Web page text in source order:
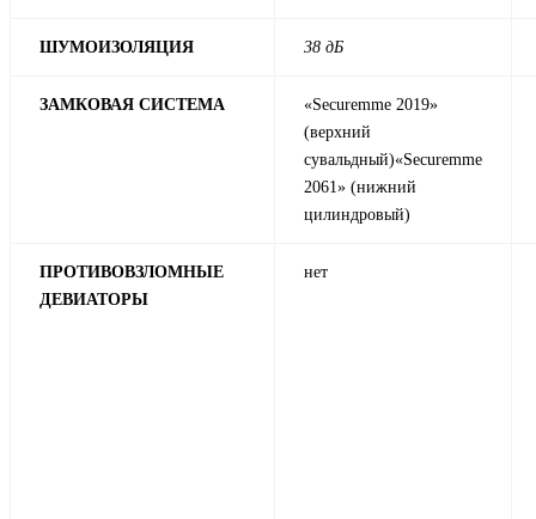
ШУМОИЗОЛЯЦИЯ 38 дБ
ЗАМКОВАЯ СИСТЕМА
«Securemme 2019»
(верхний
сувальдный)«Securemme
2061» (нижний
цилиндровый)
ПРОТИВОВЗЛОМНЫЕ
ДЕВИАТОРЫ
нет